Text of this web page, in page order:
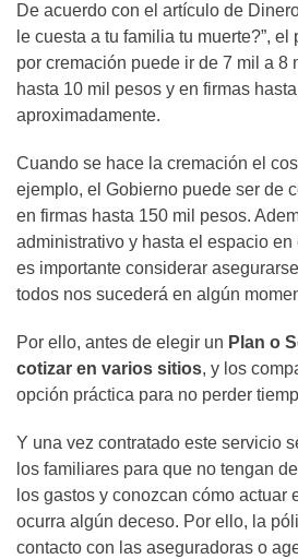
De acuerdo con el artículo de
le cuesta a tu familia tu muerte?”,
por cremación puede ir de 7 mil a 8
hasta 10 mil pesos y en firmas
aproximadamente.
Cuando se hace la cremación el
ejemplo, el Gobierno puede ser de
en firmas hasta 150 mil pesos.
administrativo y hasta el espacio
es importante considerar
todos nos sucederá en algún
Por ello, antes de elegir un Plan o
cotizar en varios sitios, y los
opción práctica para no perder
Y una vez contratado este servicio
los familiares para que no tengan
los gastos y conozcan cómo actuar
ocurra algún deceso. Por ello, la
contacto con las aseguradoras o